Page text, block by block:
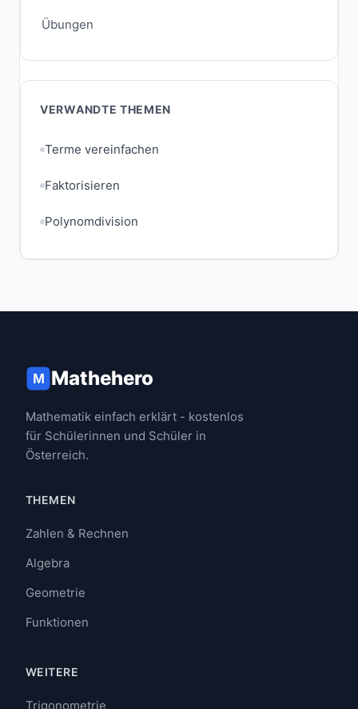
Übungen
VERWANDTE THEMEN
Terme vereinfachen
Faktorisieren
Polynomdivision
M Mathehero
Mathematik einfach erklärt - kostenlos
für Schülerinnen und Schüler in
Österreich.
THEMEN
Zahlen & Rechnen
Algebra
Geometrie
Funktionen
WEITERE
Trigonometrie